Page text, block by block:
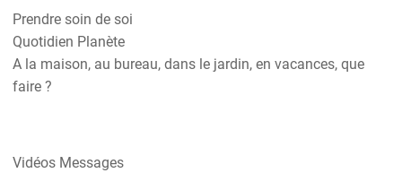
Prendre soin de soi
Quotidien Planète
A la maison, au bureau, dans le jardin, en vacances, que
faire ?
Vidéos Messages